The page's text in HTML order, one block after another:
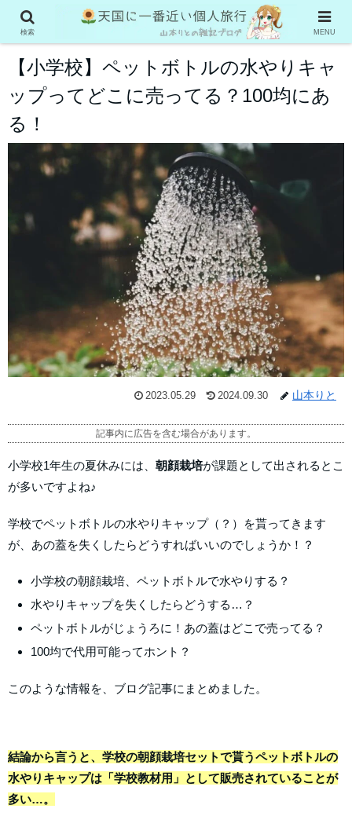
お役立ち情報
【小学校】ペットボトルの水やりキャ
ップってどこに売ってる？100均にあ
る！
2023.05.29 2024.09.30 山本りと
記事内に広告を含む場合があります。
小学校1年生の夏休みには、 朝顔栽培が課題として出されるとこ
が多いですよね♪
学校でペットボトルの水やりキャップ（？）を貰ってきます
が、あの蓋を失くしたらどうすればいいのでしょうか！？
小学校の朝顔栽培、ペットボトルで水やりする？
水やりキャップを失くしたらどうする…？
ペットボトルがじょうろに！あの蓋はどこで売ってる？
100均で代用可能ってホント？
このような情報を、ブログ記事にまとめました。
結論から言うと、学校の朝顔栽培セットで貰うペットボトルの
水やりキャップは「学校教材用」として販売されていることが
多い…。
検索 MENU